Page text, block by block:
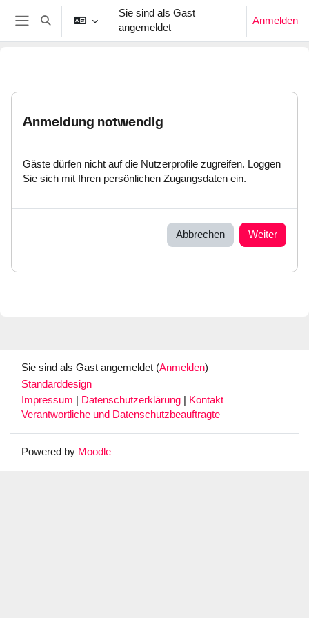
Zum Hauptinhalt
Website-Übersicht
Sucheingabe umschalten
Sie sind als Gast
angemeldet
Anmelden
Anmeldung notwendig
Gäste dürfen nicht auf die Nutzerprofile zugreifen. Loggen
Sie sich mit Ihren persönlichen Zugangsdaten ein.
Abbrechen Weiter
Sie sind als Gast angemeldet (Anmelden)
Standarddesign
Impressum
Datenschutzerklärung
Kontakt
Verantwortliche und Datenschutzbeauftragte
Powered by Moodle